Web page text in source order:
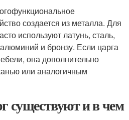
создается из металла. Для
используют латунь, сталь,
и бронзу. Если царга
она дополнительно
или аналогичным
существуют и в чем